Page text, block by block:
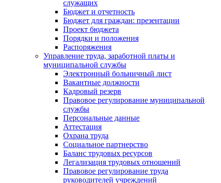
служащих
Бюджет и отчетность
Бюджет для граждан: презентации
Проект бюджета
Порядки и положения
Распоряжения
Управление труда, заработной платы и
муниципальной службы
Электронный больничный лист
Вакантные должности
Кадровый резерв
Правовое регулирование муниципальной
службы
Персональные данные
Аттестация
Охрана труда
Социальное партнерство
Баланс трудовых ресурсов
Легализация трудовых отношений
Правовое регулирование труда
руководителей учреждений